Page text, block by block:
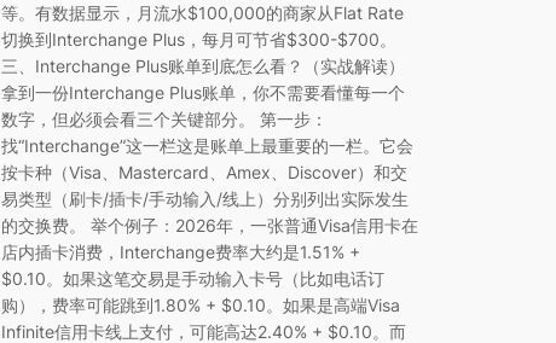
等。有数据显示，月流水$100,000的商家从Flat Rate
切换到Interchange Plus，每月可节省$300-$700。
三、Interchange Plus账单到底怎么看？（实战解读）
拿到一份Interchange Plus账单，你不需要看懂每一个
数字，但必须会看三个关键部分。 第一步：
找“Interchange”这一栏这是账单上最重要的一栏。它会
按卡种（Visa、Mastercard、Amex、Discover）和交
易类型（刷卡/插卡/手动输入/线上）分别列出实际发生
的交换费。 举个例子：2026年，一张普通Visa信用卡在
店内插卡消费，Interchange费率大约是1.51% +
$0.10。如果这笔交易是手动输入卡号（比如电话订
购），费率可能跳到1.80% + $0.10。如果是高端Visa
Infinite信用卡线上支付，可能高达2.40% + $0.10。而